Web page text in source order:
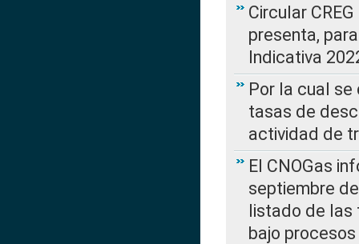
Circular
presenta,
Indicativa
Por la cual
tasas de
actividad de
El CNOGas
septiembre
listado de las
bajo